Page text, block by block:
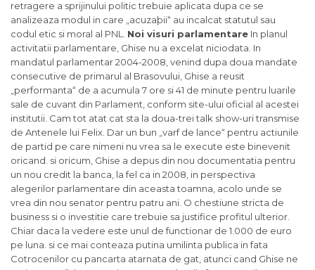
retragere a sprijinului politic trebuie aplicata dupa ce se
analizeaza modul in care „acuzaþii“ au incalcat statutul sau
codul etic si moral al PNL. Noi visuri parlamentare In planul
activitatii parlamentare, Ghise nu a excelat niciodata. In
mandatul parlamentar 2004-2008, venind dupa doua mandate
consecutive de primarul al Brasovului, Ghise a reusit
„performanta“ de a acumula 7 ore si 41 de minute pentru luarile
sale de cuvant din Parlament, conform site-ului oficial al acestei
institutii. Cam tot atat cat sta la doua-trei talk show-uri transmise
de Antenele lui Felix. Dar un bun „varf de lance“ pentru actiunile
de partid pe care nimeni nu vrea sa le execute este binevenit
oricand. si oricum, Ghise a depus din nou documentatia pentru
un nou credit la banca, la fel ca in 2008, in perspectiva
alegerilor parlamentare din aceasta toamna, acolo unde se
vrea din nou senator pentru patru ani. O chestiune stricta de
business si o investitie care trebuie sa justifice profitul ulterior.
Chiar daca la vedere este unul de functionar de 1.000 de euro
pe luna. si ce mai conteaza putina umilinta publica in fata
Cotrocenilor cu pancarta atarnata de gat, atunci cand Ghise ne